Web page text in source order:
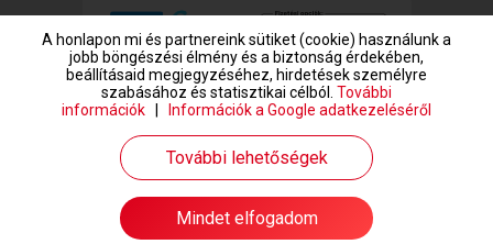
www.randivonal.hu © Copyright 1999-2026 Dating Central Europe Zrt.
A honlapon mi és partnereink sütiket (cookie) használunk a
jobb böngészési élmény és a biztonság érdekében,
beállításaid megjegyzéséhez, hirdetések személyre
szabásához és statisztikai célból. További
információk
Információk a Google adatkezeléséről
További lehetőségek
Mindet elfogadom